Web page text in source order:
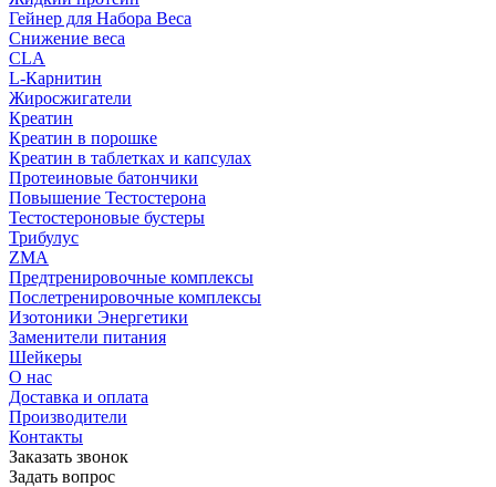
Гейнер для Набора Веса
Снижение веса
CLA
L-Карнитин
Жиросжигатели
Креатин
Креатин в порошке
Креатин в таблетках и капсулах
Протеиновые батончики
Повышение Тестостерона
Тестостероновые бустеры
Трибулус
ZMA
Предтренировочные комплексы
Послетренировочные комплексы
Изотоники Энергетики
Заменители питания
Шейкеры
О нас
Доставка и оплата
Производители
Контакты
Заказать звонок
Задать вопрос